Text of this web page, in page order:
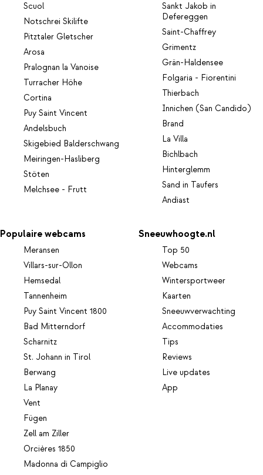
Scuol
Notschrei Skilifte
Pitztaler Gletscher
Arosa
Pralognan la Vanoise
Turracher Höhe
Cortina
Puy Saint Vincent
Andelsbuch
Skigebied Balderschwang
Meiringen-Hasliberg
Stöten
Melchsee - Frutt
Sankt Jakob in
Defereggen
Saint-Chaffrey
Grimentz
Grän-Haldensee
Folgaria - Fiorentini
Thierbach
Innichen (San Candido)
Brand
La Villa
Bichlbach
Hinterglemm
Sand in Taufers
Andiast
Populaire webcams
Meransen
Villars-sur-Ollon
Hemsedal
Tannenheim
Puy Saint Vincent 1800
Bad Mitterndorf
Scharnitz
St. Johann in Tirol
Berwang
La Planay
Vent
Fügen
Zell am Ziller
Orcières 1850
Madonna di Campiglio
Sneeuwhoogte.nl
Top 50
Webcams
Wintersportweer
Kaarten
Sneeuwverwachting
Accommodaties
Tips
Reviews
Live updates
App